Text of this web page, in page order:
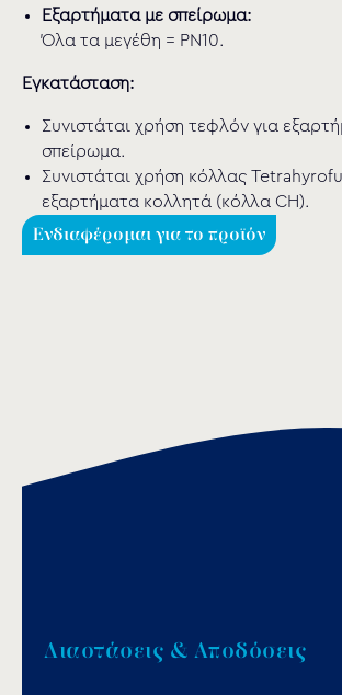
Εξαρτήματα με σπείρωμα:
Όλα τα μεγέθη = PN10.
Εγκατάσταση:
Συνιστάται χρήση τεφλόν για
σπείρωμα.
Συνιστάται χρήση κόλλας
εξαρτήματα κολλητά (κόλλα CH).
Ενδιαφέρομαι για το προϊόν
Διαστάσεις & Αποδόσεις